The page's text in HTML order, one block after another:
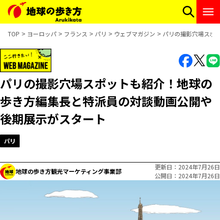
TOP ヨーロッパ フランス パリ ウェブマガジン パリの撮影穴場スポ
パリの撮影穴場スポットも紹介！地球の
歩き方編集長と特派員の対談動画公開や
後期展示がスタート
パリ
地球の歩き方観光マーケティング事業部
更新日
2024年7月26日
公開日
2024年7月26日